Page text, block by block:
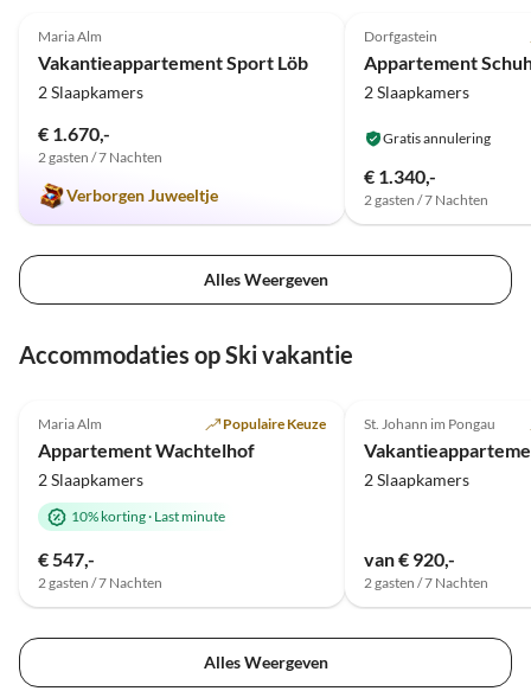
Maria Alm
Vakantieappartement Sport Löb
2 Slaapkamers
€ 1.670,-
2 gasten / 7 Nachten
Verborgen Juweeltje
Dorfgastein
Appartement
2 Slaapkamers
Gratis annulering
€ 1.340,-
2 gasten / 7 Nachten
Alles Weergeven
Accommodaties op Ski vakantie
Maria Alm Populaire Keuze
Appartement Wachtelhof
2 Slaapkamers
10% korting· Last minute
€ 547,-
2 gasten / 7 Nachten
St. Johann im Pongau
2 Slaapkamers
van € 920,-
2 gasten / 7 Nachten
Alles Weergeven